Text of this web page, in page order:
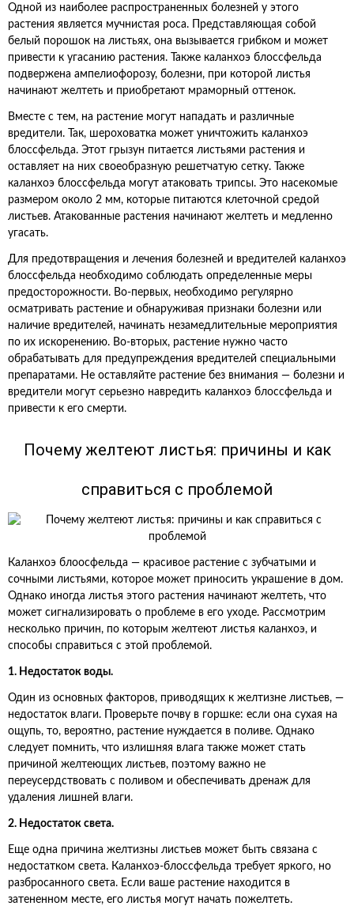
Одной из наиболее распространенных болезней у этого
растения является мучнистая роса. Представляющая собой
белый порошок на листьях, она вызывается грибком и может
привести к угасанию растения. Также каланхоэ блоссфельда
подвержена ампелиофорозу, болезни, при которой листья
начинают желтеть и приобретают мраморный оттенок.
Вместе с тем, на растение могут нападать и различные
вредители. Так, шероховатка может уничтожить каланхоэ
блоссфельда. Этот грызун питается листьями растения и
оставляет на них своеобразную решетчатую сетку. Также
каланхоэ блоссфельда могут атаковать трипсы. Это насекомые
размером около 2 мм, которые питаются клеточной средой
листьев. Атакованные растения начинают желтеть и медленно
угасать.
Для предотвращения и лечения болезней и вредителей каланхоэ
блоссфельда необходимо соблюдать определенные меры
предосторожности. Во-первых, необходимо регулярно
осматривать растение и обнаруживая признаки болезни или
наличие вредителей, начинать незамедлительные мероприятия
по их искоренению. Во-вторых, растение нужно часто
обрабатывать для предупреждения вредителей специальными
препаратами. Не оставляйте растение без внимания — болезни и
вредители могут серьезно навредить каланхоэ блоссфельда и
привести к его смерти.
Почему желтеют листья: причины и как
справиться с проблемой
Каланхоэ блоосфельда — красивое растение с зубчатыми и
сочными листьями, которое может приносить украшение в дом.
Однако иногда листья этого растения начинают желтеть, что
может сигнализировать о проблеме в его уходе. Рассмотрим
несколько причин, по которым желтеют листья каланхоэ, и
способы справиться с этой проблемой.
1. Недостаток воды.
Один из основных факторов, приводящих к желтизне листьев, —
недостаток влаги. Проверьте почву в горшке: если она сухая на
ощупь, то, вероятно, растение нуждается в поливе. Однако
следует помнить, что излишняя влага также может стать
причиной желтеющих листьев, поэтому важно не
переусердствовать с поливом и обеспечивать дренаж для
удаления лишней влаги.
2. Недостаток света.
Еще одна причина желтизны листьев может быть связана с
недостатком света. Каланхоэ-блоссфельда требует яркого, но
разбросанного света. Если ваше растение находится в
затененном месте, его листья могут начать пожелтеть.